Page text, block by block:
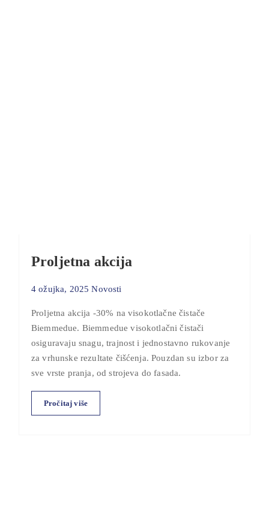
Proljetna akcija
4 ožujka, 2025Novosti
Proljetna akcija -30% na visokotlačne čistače
Biemmedue. Biemmedue visokotlačni čistači
osiguravaju snagu, trajnost i jednostavno rukovanje
za vrhunske rezultate čišćenja. Pouzdan su izbor za
sve vrste pranja, od strojeva do fasada.
Pročitaj više